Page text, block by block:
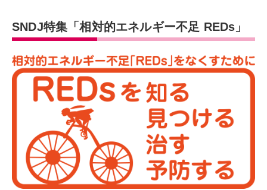
SNDJ特集「相対的エネルギー不足 REDs」